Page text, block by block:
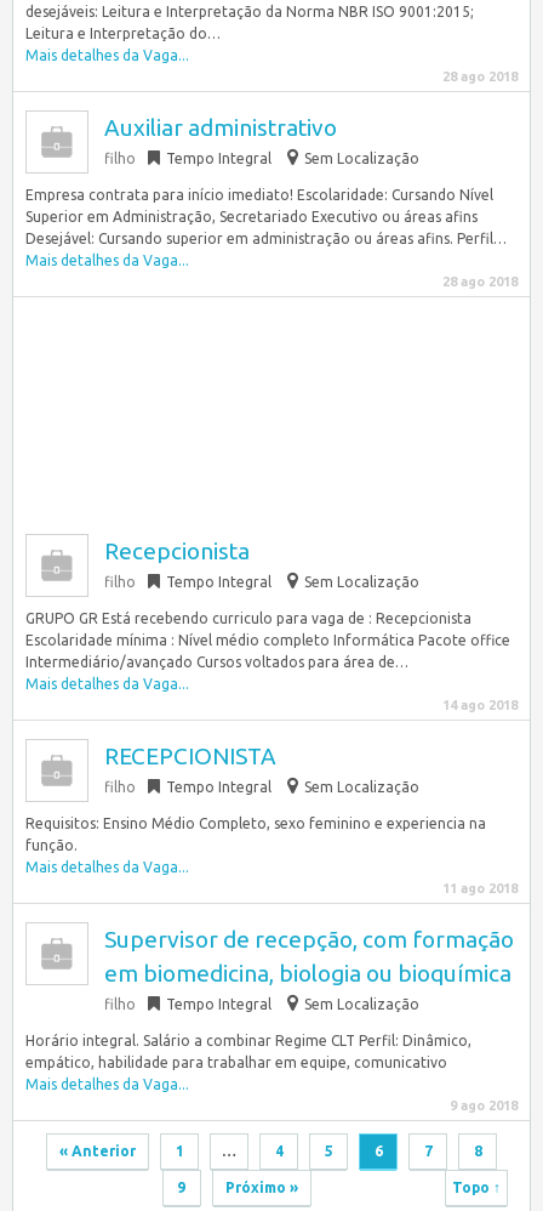
desejáveis: Leitura e Interpretação da Norma NBR ISO 9001:2015;
Leitura e Interpretação do…
Mais detalhes da Vaga...
28 ago 2018
Auxiliar administrativo
filho Tempo Integral Sem Localização
Empresa contrata para início imediato! Escolaridade: Cursando Nível
Superior em Administração, Secretariado Executivo ou áreas afins
Desejável: Cursando superior em administração ou áreas afins. Perfil…
Mais detalhes da Vaga...
28 ago 2018
Recepcionista
filho Tempo Integral Sem Localização
GRUPO GR Está recebendo curriculo para vaga de : Recepcionista
Escolaridade mínima : Nível médio completo Informática Pacote office
Intermediário/avançado Cursos voltados para área de…
Mais detalhes da Vaga...
14 ago 2018
RECEPCIONISTA
filho Tempo Integral Sem Localização
Requisitos: Ensino Médio Completo, sexo feminino e experiencia na
função.
Mais detalhes da Vaga...
11 ago 2018
Supervisor de recepção, com formação
em biomedicina, biologia ou bioquímica
filho Tempo Integral Sem Localização
Horário integral. Salário a combinar Regime CLT Perfil: Dinâmico,
empático, habilidade para trabalhar em equipe, comunicativo
Mais detalhes da Vaga...
9 ago 2018
« Anterior 1 … 4 5 6 7 8
9 Próximo » Topo ↑